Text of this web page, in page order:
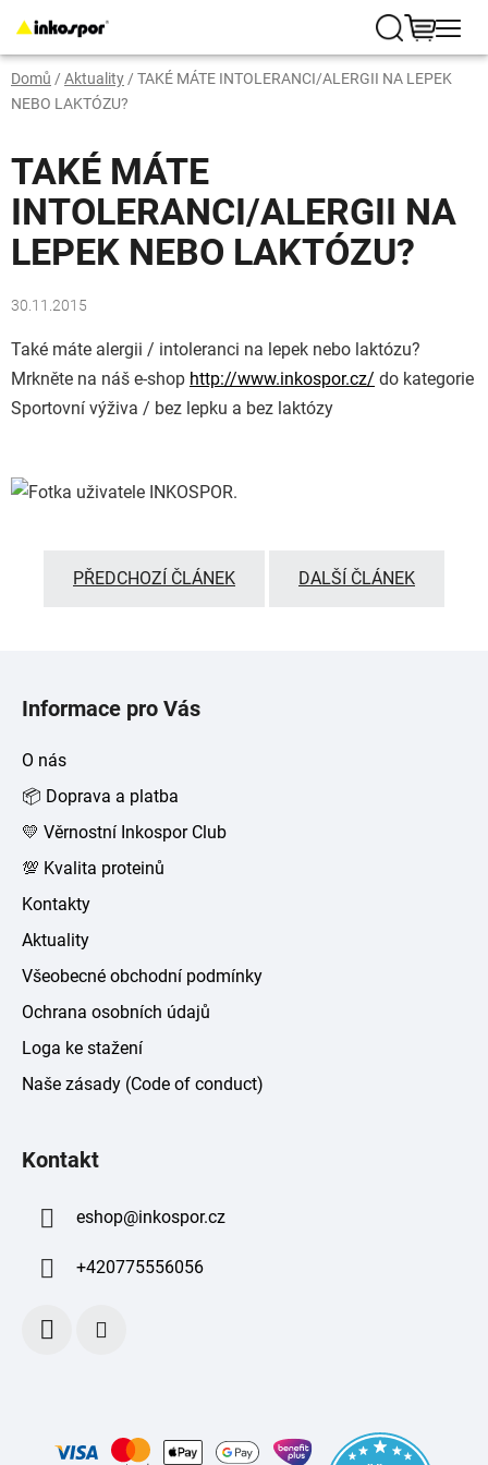
na
obsah
Hledat
KOŠÍK
Domů / Aktuality/ TAKÉ MÁTE INTOLERANCI/ALERGII NA LEPEK
NEBO LAKTÓZU?
TAKÉ MÁTE
INTOLERANCI/ALERGII NA
LEPEK NEBO LAKTÓZU?
30.11.2015
Také máte alergii / intoleranci na lepek nebo laktózu?
Mrkněte na náš e-shop http://www.inkospor.cz/ do kategorie
Sportovní výživa / bez lepku a bez laktózy
PŘEDCHOZÍ ČLÁNEK DALŠÍ ČLÁNEK
Informace pro Vás
O nás
📦 Doprava a platba
💛 Věrnostní Inkospor Club
💯 Kvalita proteinů
Kontakty
Aktuality
Všeobecné obchodní podmínky
Ochrana osobních údajů
Loga ke stažení
Naše zásady (Code of conduct)
Kontakt
eshop@inkospor.cz
+420775556056